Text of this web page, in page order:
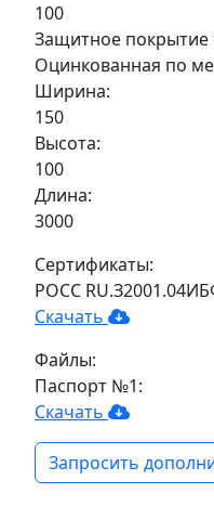
100
Защитное покрытие
Оцинкованная по
Ширина:
150
Высота:
100
Длина:
3000
Сертификаты:
РОСС
Скачать
Файлы:
Паспорт №1:
Скачать
Запросить